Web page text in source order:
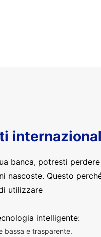
banca, potresti
nascoste. Questo
utilizzare
intelligente:
bassa e trasparente.